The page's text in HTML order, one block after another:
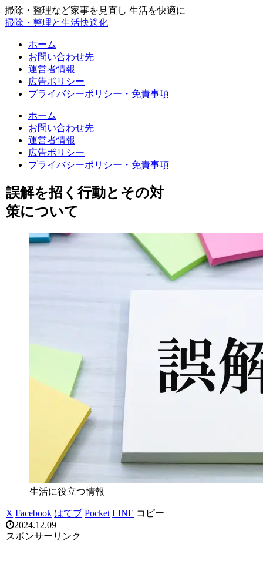
掃除・整理など家事を見直し 生活を快適に
掃除・整理と生活快適化
ホーム
お問い合わせ先
運営者情報
広告ポリシー
プライバシーポリシー・免責事項
ホーム
お問い合わせ先
運営者情報
広告ポリシー
プライバシーポリシー・免責事項
誤解を招く行動とその対
策について
生活に役立つ情報
X Facebook はてブ Pocket LINE コピー
2024.12.09
スポンサーリンク